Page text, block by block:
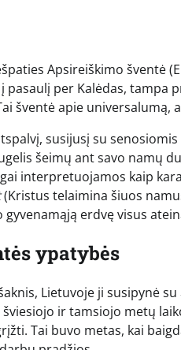
Apsireiškimo šventė
pasaulį per Kalėdas, tampa
šventė apie universalumą,
susijusį su
šeimų ant savo namų
interpretuojamos kaip
(Kristus telaimina šiuos
erdvę visus
ypatybės
Lietuvoje ji susipynė
ir tamsiojo metų
Tai buvo metas, kai